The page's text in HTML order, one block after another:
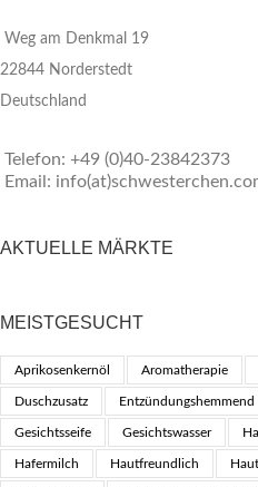
Weg am Denkmal 19
22844 Norderstedt
Deutschland
Telefon: +49 (0)40-23842373
Email:
AKTUELLE MÄRKTE
MEISTGESUCHT
Aprikosenkernöl Aromatherapie
Duschzusatz Entzündungshemmend
Gesichtsseife Gesichtswasser
Hafermilch Hautfreundlich